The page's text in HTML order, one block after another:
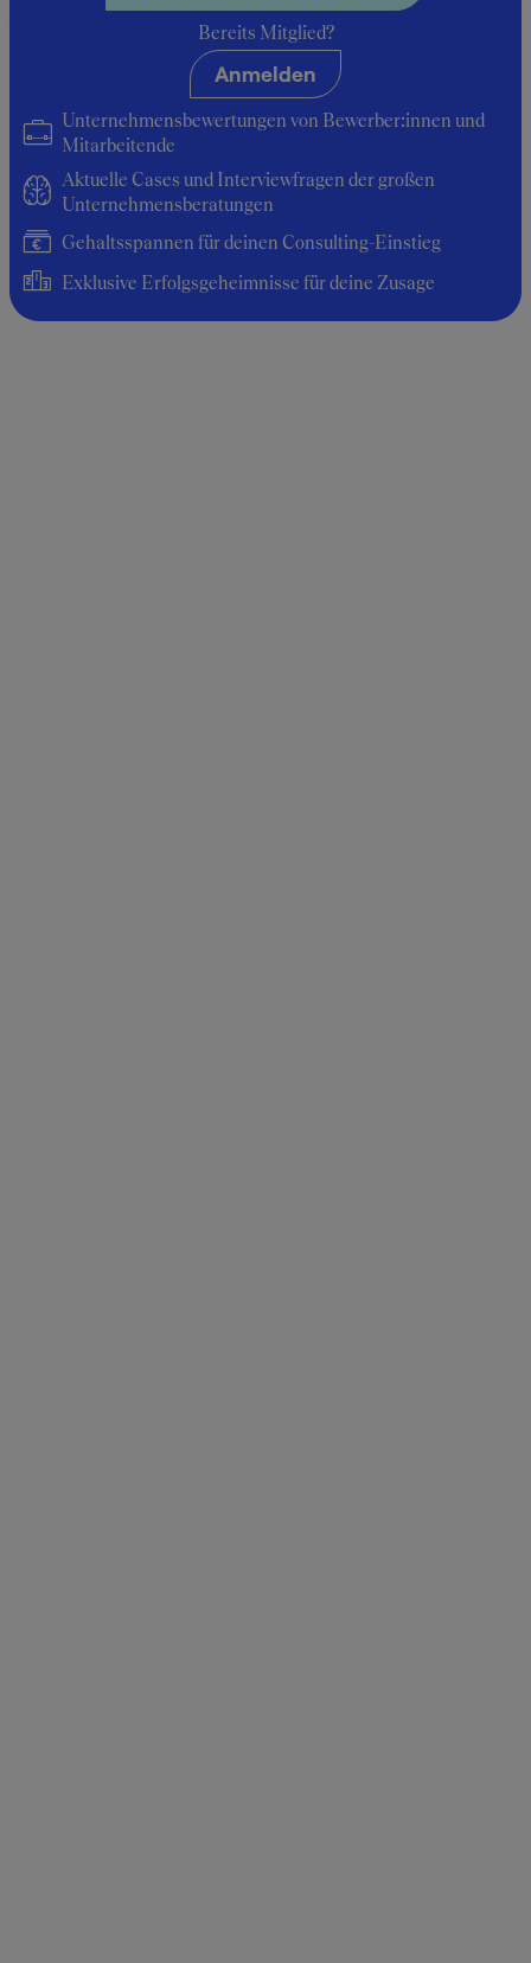
Praktikant:in
Durchschnittsgehalt: 10.200 €
Bereits Mitglied?
Anmelden
Unternehmensbewertungen von Bewerber:innen und
Mitarbeitende
Aktuelle Cases und Interviewfragen der großen
Unternehmensberatungen
Gehaltsspannen für deinen Consulting-Einstieg
Exklusive Erfolgsgeheimnisse für deine Zusage